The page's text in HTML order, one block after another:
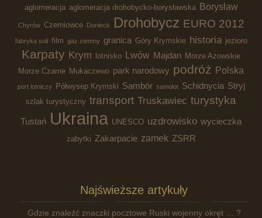
aglomeracja aglomeracja drohobycko-borysławska Borysław
Chyrów Czerniowce Donieck Drohobycz EURO 2012
fabryka soli film gaz ziemny granica Góry Krymskie historia jezioro
Karpaty Krym lotnisko Lwów Majdan Morze Azowskie
Morze Czarne Mukaczewo park narodowy podróż Polska
port lotniczy Półwysep Krymski Sambór samolot Schidnycia Stryj
szlak turystyczny transport Truskawiec turystyka
Tustań Ukraina UNESCO uzdrowisko wycieczka
zabytki Zakarpacie zamek ZSRR
Najświeższe artykuły
Gdzie znaleźć znaczki pocztowe Ruski wojenny okręt … ?